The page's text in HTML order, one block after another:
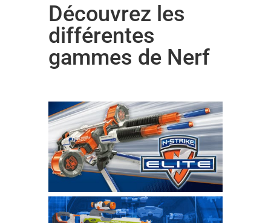
Découvrez les
différentes
gammes de Nerf